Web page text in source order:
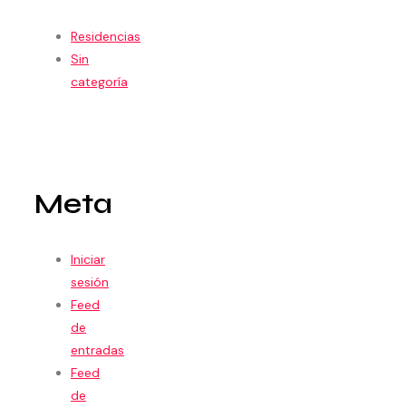
Residencias
Sin
categoría
Meta
Iniciar
sesión
Feed
de
entradas
Feed
de